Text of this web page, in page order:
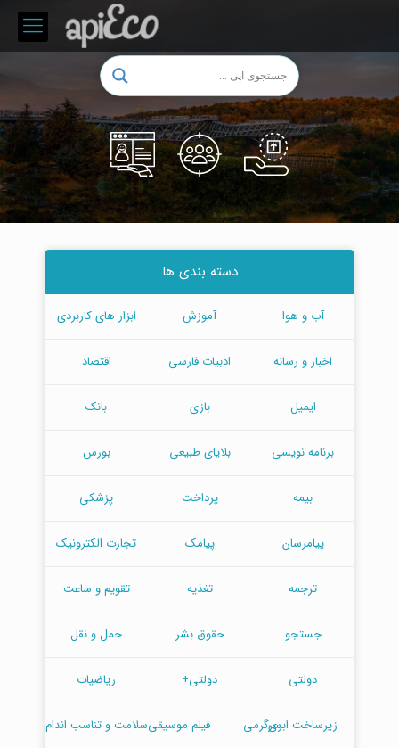
دسته بندی ها
آب و هوا آموزش ابزار های کاربردی
اخبار و رسانه ادبیات فارسی اقتصاد
ایمیل بازی بانک
برنامه نویسی بلایای طبیعی بورس
بیمه پرداخت پزشکی
پیامرسان پیامک تجارت الکترونیک
ترجمه تغذیه تقویم و ساعت
جستجو حقوق بشر حمل و نقل
دولتی دولتی+ ریاضیات
زیرساخت ابریسرگرمی فیلم موسیقیسلامت و تناسب اندام